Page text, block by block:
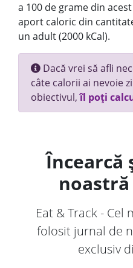
a 100 de grame din
aport caloric din
un adult (2000 kCal).
Dacă vrei să afli
câte calorii ai nevoie
obiectivul,îl poți
Încearcă
Eat & Track - Cel
folosit jurnal de
exclusiv